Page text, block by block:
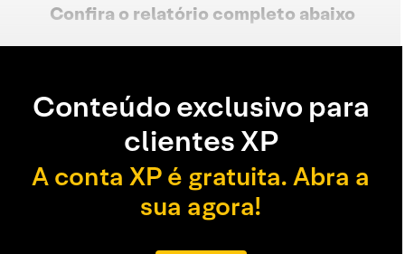
Confira o relatório completo abaixo
Conteúdo exclusivo para
clientes XP
A conta XP é gratuita. Abra a
sua agora!